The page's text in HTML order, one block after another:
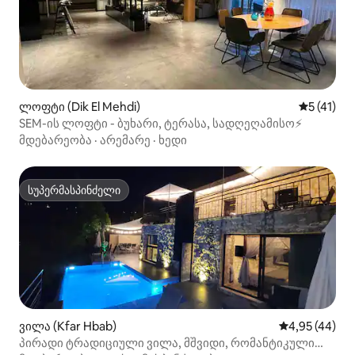
ლოფტი (Dik El Mehdi) საშუალო
5 (41)
SEM-ის ლოფტი - ბუხარი, ტერასა, სადღეღამისო⚡️
მდებარეობა · არემარე · ხედი
სუპერმასპინძელი
სუპერმასპინძელი
ვილა (Kfar Hbab) საშუალო
4,95 (44)
პირადი ტრადიციული ვილა, მშვიდი, რომანტიკული